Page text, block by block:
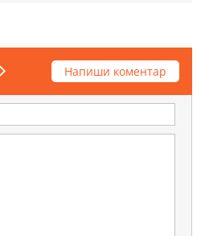
Напиши коментар